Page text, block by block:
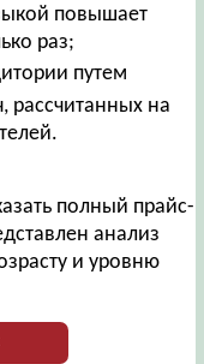
повышает
раз;
путем
рассчитанных на
полный прайс-
анализ
и уровню